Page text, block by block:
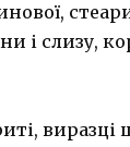
і слизу,
виразці